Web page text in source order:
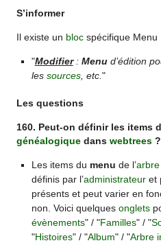
S’informer
Il existe un bloc spécifique Menu
"Modifier: Menud’édition
les sources, etc. "
Les questions
160. Peut-on définir les items
généalogique danswebtrees ?
Les items du menu de l’
définis par l’administrateuret
présents et peut varier en
non. Voici quelques onglets
évènements" / "Familles" / "
"Histoires" / "Album" / "Arbre